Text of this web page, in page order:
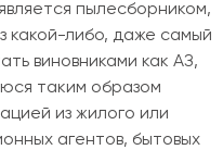
пылесборником,
какой-либо, даже самый
виновниками как АЗ,
таким образом
из жилого или
агентов, бытовых